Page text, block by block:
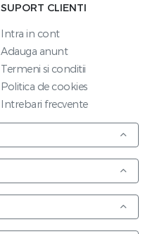
SUPORT CLIENTI
Intra in cont
Adauga anunt
Termeni si conditii
Politica de cookies
Intrebari frecvente